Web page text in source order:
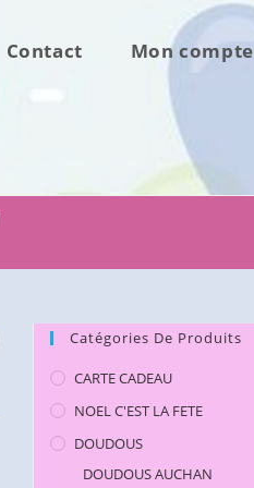
Contact Mon compte
Catégories De Produits
CARTE CADEAU
NOEL C'EST LA FETE
DOUDOUS
DOUDOUS AUCHAN